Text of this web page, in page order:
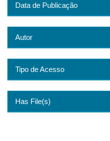
Data de Publicação
Autor
Tipo de Acesso
Has File(s)